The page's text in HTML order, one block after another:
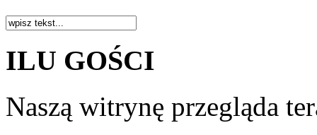
ILU GOŚCI
Naszą witrynę przegląda